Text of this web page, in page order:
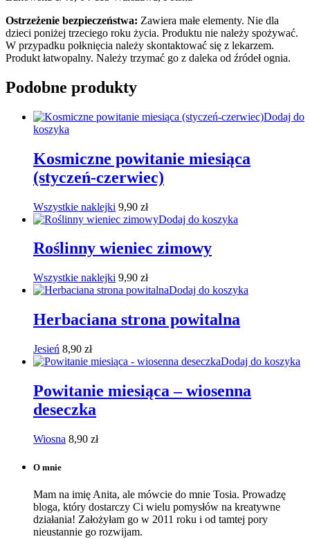
Ostrzeżenie bezpieczeństwa: Zawiera małe elementy. Nie dla
dzieci poniżej trzeciego roku życia. Produktu nie należy spożywać.
W przypadku połknięcia należy skontaktować się z lekarzem.
Produkt łatwopalny. Należy trzymać go z daleka od źródeł ognia.
Podobne produkty
Dodaj do
koszyka
Kosmiczne powitanie miesiąca
(styczeń-czerwiec)
Wszystkie naklejki 9,90 zł
Dodaj do koszyka
Roślinny wieniec zimowy
Wszystkie naklejki 9,90 zł
Dodaj do koszyka
Herbaciana strona powitalna
Jesień 8,90 zł
Dodaj do koszyka
Powitanie miesiąca – wiosenna
deseczka
Wiosna 8,90 zł
O mnie
Mam na imię Anita, ale mówcie do mnie Tosia. Prowadzę
bloga, który dostarczy Ci wielu pomysłów na kreatywne
działania! Założyłam go w 2011 roku i od tamtej pory
nieustannie go rozwijam.